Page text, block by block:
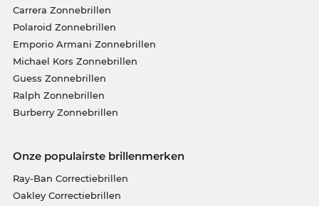
Carrera Zonnebrillen
Polaroid Zonnebrillen
Emporio Armani Zonnebrillen
Michael Kors Zonnebrillen
Guess Zonnebrillen
Ralph Zonnebrillen
Burberry Zonnebrillen
Onze populairste brillenmerken
Ray-Ban Correctiebrillen
Oakley Correctiebrillen